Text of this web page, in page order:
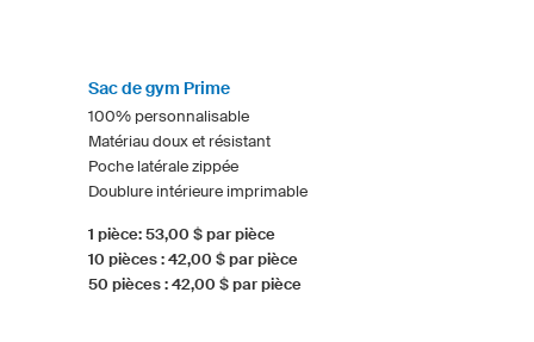
Sac de gym Prime
100% personnalisable
Matériau doux et résistant
Poche latérale zippée
Doublure intérieure imprimable
1 pièce: 53,00 $ par pièce
10 pièces : 42,00 $ par pièce
50 pièces : 42,00 $ par pièce